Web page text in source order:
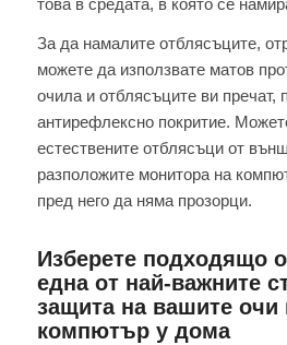
За да намалите отблясъците,
можете да използвате матов
очила и отблясъците ви пречат,
антирефлексно покритие.
естествените отблясъци от
разположите монитора на
пред него да няма прозорци.
Изберете подходящо
една от най-важните
защита на вашите очи
компютър у дома